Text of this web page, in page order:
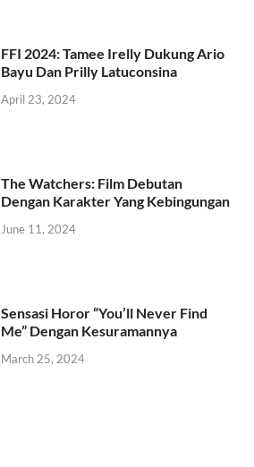
FFI 2024: Tamee Irelly Dukung Ario
Bayu Dan Prilly Latuconsina
April 23, 2024
The Watchers: Film Debutan
Dengan Karakter Yang Kebingungan
June 11, 2024
Sensasi Horor “You’ll Never Find
Me” Dengan Kesuramannya
March 25, 2024